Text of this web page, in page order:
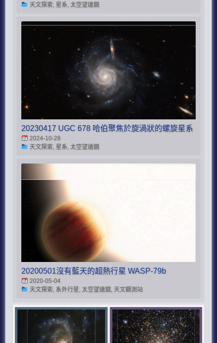
天文探索, 星系, 太空望遠鏡
20230417 UGC 678 哈伯聚焦於旋渦狀的螺旋星系
2024-10-28
天文探索, 星系, 太空望遠鏡
20200501沒有藍天的超熱行星 WASP-79b
2020-05-04
天文探索, 系外行星, 太空望遠鏡, 天文觀測站